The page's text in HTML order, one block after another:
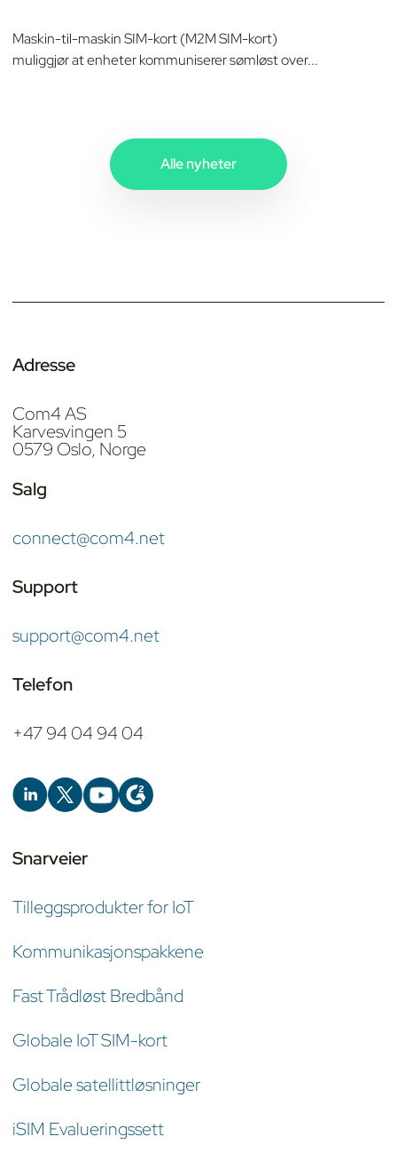
Maskin-til-maskin SIM-kort (M2M SIM-kort)
muliggjør at enheter kommuniserer sømløst over...
Alle nyheter
Adresse
Com4 AS
Karvesvingen 5
0579 Oslo, Norge
Salg
connect@com4.net
Support
support@com4.net
Telefon
+47 94 04 94 04
Snarveier
Tilleggsprodukter for IoT
Kommunikasjonspakkene
Fast Trådløst Bredbånd
Globale IoT SIM-kort
Globale satellittløsninger
iSIM Evalueringssett